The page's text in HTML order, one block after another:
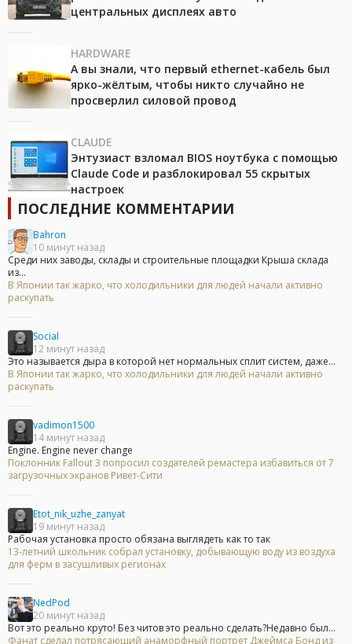
центральных дисплеях авто
HARDWARE
А вы знали, что первый ethernet-кабель был
ярко-жёлтым, чтобы никто случайно не
просверлил силовой провод
CLAUDE
Энтузиаст взломал BIOS ноутбука с помощью
Claude Code и разблокировал 55 скрытых
настроек
ПОСЛЕДНИЕ КОММЕНТАРИИ
Bahron
10 минут назад
Среди них заводы, склады и строительные площадки Крыша склада
из...
В Японии так жарко, что холодильники для людей начали активно
раскупать
Social
12 минут назад
Это называется дыра в которой нет нормальных сплит систем, даже...
В Японии так жарко, что холодильники для людей начали активно
раскупать
vadimon1500
14 минут назад
Engine. Engine never change
Поклонник Fallout 3 попросил создателей ремастера избавиться от 7
загрузочных экранов Ривет-Сити
Etot_nik_uzhe_zanyat
19 минут назад
Рабочая установка просто обязана выглядеть как то так
13-летний школьник собрал установку, добывающую воду из воздуха
для ферм в засушливых регионах
NedPod
20 минут назад
Вот это реально круто! Без читов это реально сделать?Недавно был...
Фанат сделал потрясающий анаморфный портрет Джеймса Бонд из